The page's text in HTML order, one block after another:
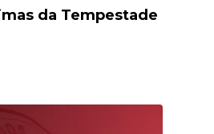
da Tempestade